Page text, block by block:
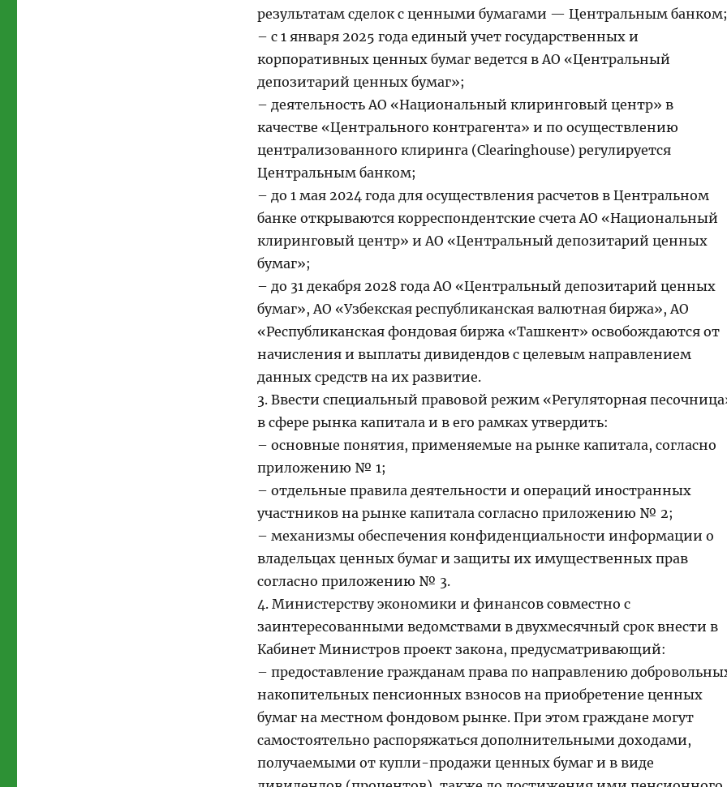
результатам сделок с ценными бумагами — Центральным банком;
– с 1 января 2025 года единый учет государственных и
корпоративных ценных бумаг ведется в АО «Центральный
депозитарий ценных бумаг»;
– деятельность АО «Национальный клиринговый центр» в
качестве «Центрального контрагента» и по осуществлению
централизованного клиринга (Clearinghouse) регулируется
Центральным банком;
– до 1 мая 2024 года для осуществления расчетов в Центральном
банке открываются корреспондентские счета АО «Национальный
клиринговый центр» и АО «Центральный депозитарий ценных
бумаг»;
– до 31 декабря 2028 года АО «Центральный депозитарий ценных
бумаг», АО «Узбекская республиканская валютная биржа», АО
«Республиканская фондовая биржа «Ташкент» освобождаются от
начисления и выплаты дивидендов с целевым направлением
данных средств на их развитие.
3. Ввести специальный правовой режим «Регуляторная
в сфере рынка капитала и в его рамках утвердить:
– основные понятия, применяемые на рынке капитала, согласно
приложению № 1;
– отдельные правила деятельности и операций иностранных
участников на рынке капитала согласно приложению № 2;
– механизмы обеспечения конфиденциальности информации о
владельцах ценных бумаг и защиты их имущественных прав
согласно приложению № 3.
4. Министерству экономики и финансов совместно с
заинтересованными ведомствами в двухмесячный срок внести в
Кабинет Министров проект закона, предусматривающий:
– предоставление гражданам права по направлению
накопительных пенсионных взносов на приобретение ценных
бумаг на местном фондовом рынке. При этом граждане могут
самостоятельно распоряжаться дополнительными доходами,
получаемыми от купли-продажи ценных бумаг и в виде